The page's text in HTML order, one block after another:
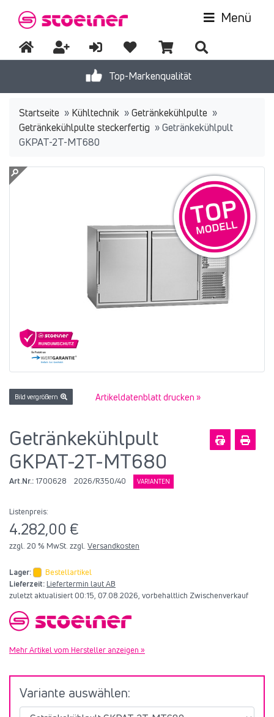
Top-Markenqualität
Menü
Startseite » Kühltechnik »Getränkekühlpulte »
Getränkekühlpulte steckerfertig »Getränkekühlpult
GKPAT-2T-MT680
Bild vergrößern Artikeldatenblatt drucken »
Getränkekühlpult
GKPAT-2T-MT680
Art.Nr.: 1700628 2026/R350/40 VARIANTEN
Listenpreis:
4.282,00 €
zzgl. 20 % MwSt. zzgl. Versandkosten
Lager:
Bestellartikel
Lieferzeit: Liefertermin laut AB
zuletzt aktualisiert 00:15, 07.08.2026, vorbehaltlich Zwischenverkauf
Mehr Artikel vom Hersteller anzeigen »
Variante auswählen: